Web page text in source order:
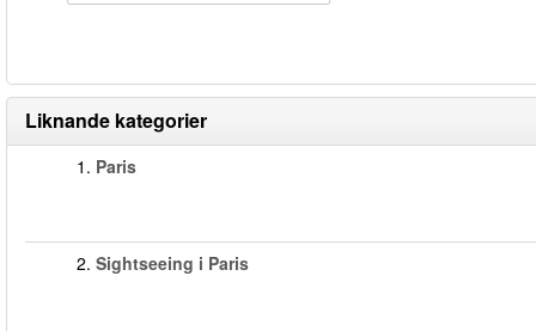
Liknande kategorier
1. Paris
2. Sightseeing i Paris